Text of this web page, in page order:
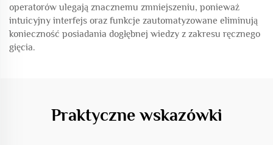
operatorów ulegają znacznemu zmniejszeniu, ponieważ
intuicyjny interfejs oraz funkcje zautomatyzowane eliminują
konieczność posiadania dogłębnej wiedzy z zakresu ręcznego
gięcia.
Praktyczne wskazówki